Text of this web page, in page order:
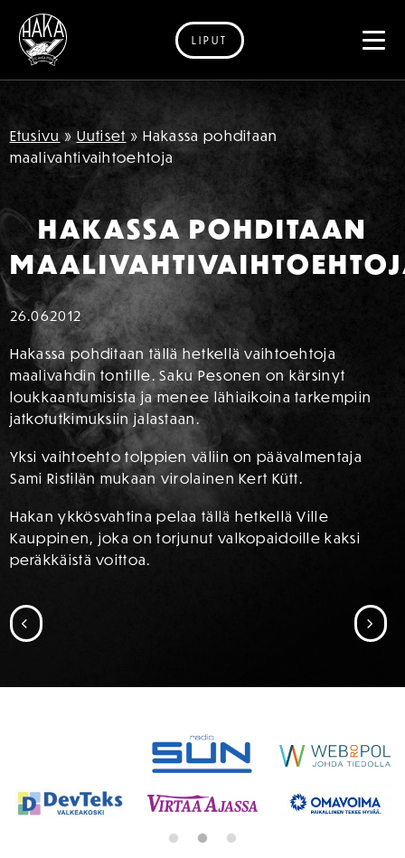
Siirry sisältöön
LIPUT
Etusivu » Uutiset » Hakassa pohditaan
maalivahtivaihtoehtoja
HAKASSA POHDITAAN
26.062012
Hakassa pohditaan tällä hetkellä vaihtoehtoja
maalivahdin tontille. Saku Pesonen on kärsinyt
loukkaantumisista ja menee lähiaikoina tarkempiin
jatkotutkimuksiin jalastaan.
Yksi vaihtoehto tolppien väliin on päävalmentaja
Sami Ristilän mukaan virolainen Kert Kütt.
Hakan ykkösvahtina pelaa tällä hetkellä Ville
Kauppinen, joka on torjunut valkopaidoille kaksi
peräkkäistä voittoa.
SIIRRY EDELLISEEN